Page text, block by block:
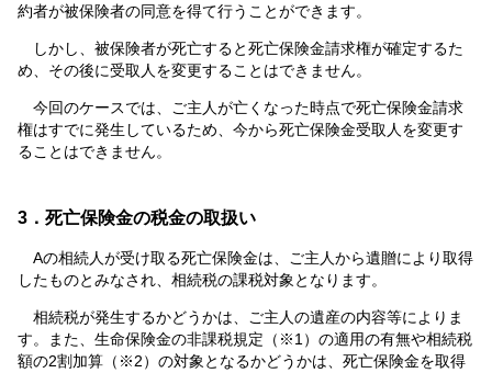
約者が被保険者の同意を得て行うことができます。
しかし、被保険者が死亡すると死亡保険金請求権が確定するた
め、その後に受取人を変更することはできません。
今回のケースでは、ご主人が亡くなった時点で死亡保険金請求
権はすでに発生しているため、今から死亡保険金受取人を変更す
ることはできません。
3．死亡保険金の税金の取扱い
Aの相続人が受け取る死亡保険金は、ご主人から遺贈により取得
したものとみなされ、相続税の課税対象となります。
相続税が発生するかどうかは、ご主人の遺産の内容等によりま
す。また、生命保険金の非課税規定（※1）の適用の有無や相続税
額の2割加算（※2）の対象となるかどうかは、死亡保険金を取得